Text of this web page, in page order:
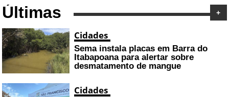
Últimas +
Cidades
Sema instala placas em Barra do
Itabapoana para alertar sobre
desmatamento de mangue
Cidades